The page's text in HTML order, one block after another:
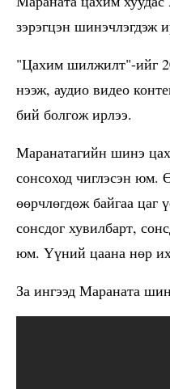
зэрэгцэн шинэчлэгдэж
"Цахим шилжилт"-ийг
нээж, аудио видео
бий болгож ирлээ.
Маранатагийн шинэ
сонсоход чиглэсэн юм.
өөрчлөгдөж байгаа цаг
сонсдог хувилбарт,
юм. Үүний цаана нөр
За ингээд Мараната